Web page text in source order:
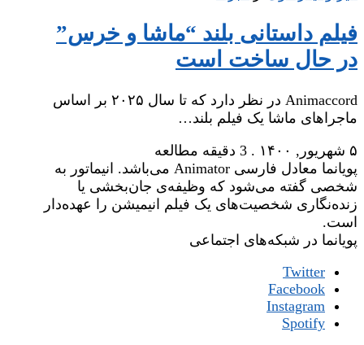
فیلم داستانی بلند “ماشا و خرس”
در حال ساخت است
Animaccord در نظر دارد که تا سال ۲۰۲۵ بر اساس
ماجراهای ماشا یک فیلم بلند…
۵ شهریور, ۱۴۰۰
. 3 دقیقه مطالعه
پویانما معادل فارسی Animator می‌باشد. انیماتور به
شخصی گفته می‌شود که وظیفه‌ی جان‌بخشی یا
زنده‌نگاری شخصیت‌های یک فیلم انیمیشن را عهده‌دار
است.
پویانما در شبکه‌های اجتماعی
Twitter
Facebook
Instagram
Spotify